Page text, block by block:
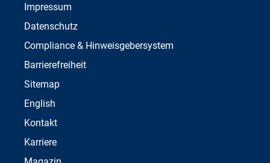
Impressum
Datenschutz
Compliance & Hinweisgebersystem
Barrierefreiheit
Sitemap
English
Kontakt
Karriere